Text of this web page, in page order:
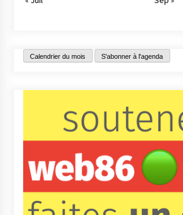
Calendrier du mois S'abonner à l'agenda